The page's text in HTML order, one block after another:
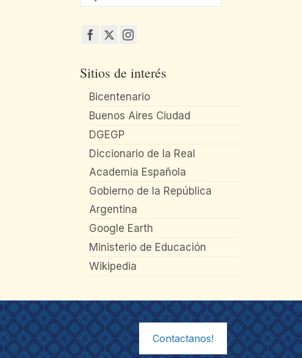
por:
Sitios de interés
Bicentenario
Buenos Aires Ciudad
DGEGP
Diccionario de la Real
Academia Española
Gobierno de la República
Argentina
Google Earth
Ministerio de Educación
Wikipedia
Contactanos!